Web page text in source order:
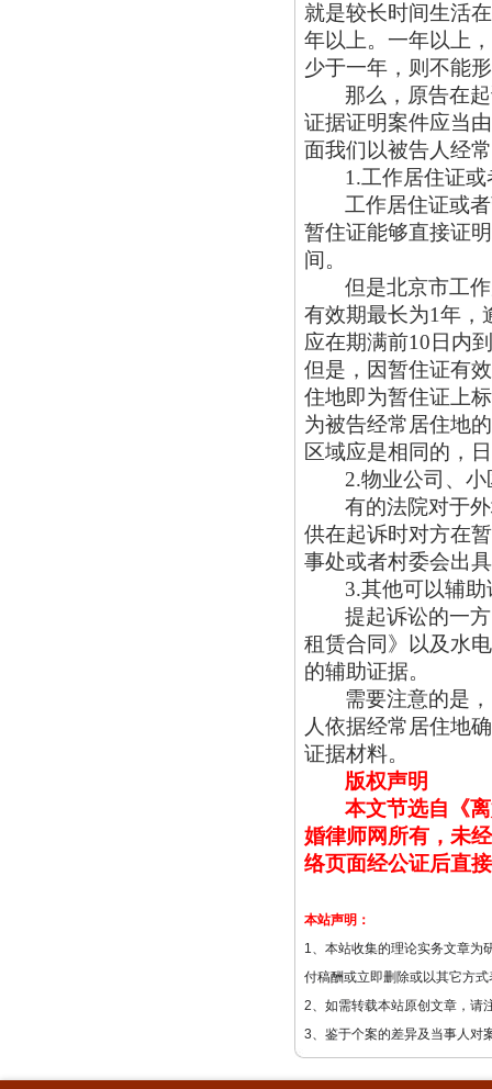
就是较长时间生活
年以上。一年以上
少于一年，则不能
那么，原告在
证据证明案件应当
面我们以被告人经
1.工作居住证
工作居住证或
暂住证能够直接证
间。
但是北京市工
有效期最长为1年，
应在期满前10日内
但是，因暂住证有
住地即为暂住证上
为被告经常居住地
区域应是相同的，
2.物业公司、
有的法院对于
供在起诉时对方在
事处或者村委会出
3.其他可以辅
提起诉讼的一
租赁合同》以及水
的辅助证据。
需要注意的是
人依据经常居住地
证据材料。
版权声明
本文节选自《
婚律师网所有，未
络页面经公证后直
本站声明：
1、本站收集的理论实务文章为
付稿酬或立即删除或以其它方式
2、如需转载本站原创文章，请
3、鉴于个案的差异及当事人对